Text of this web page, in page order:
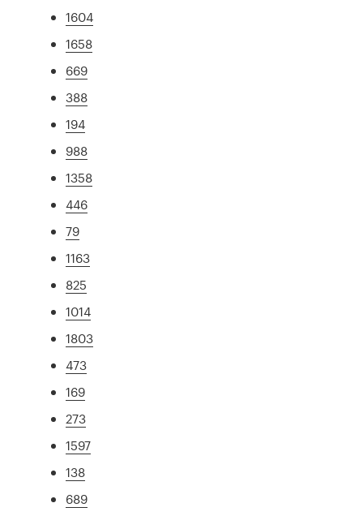
1604
1658
669
388
194
988
1358
446
79
1163
825
1014
1803
473
169
273
1597
138
689